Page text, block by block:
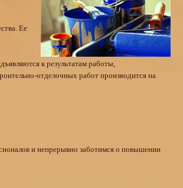
Ее
к результатам работы,
отделочных работ производится на
и непрерывно заботимся о повышении